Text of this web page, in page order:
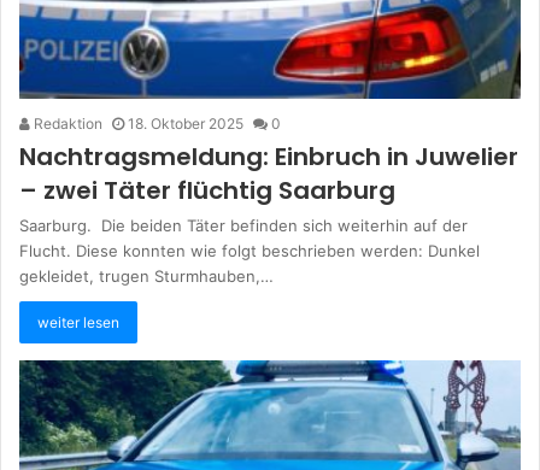
Redaktion 18. Oktober 2025 0
Nachtragsmeldung: Einbruch in Juwelier
– zwei Täter flüchtig Saarburg
Saarburg. Die beiden Täter befinden sich weiterhin auf der
Flucht. Diese konnten wie folgt beschrieben werden: Dunkel
gekleidet, trugen Sturmhauben,…
weiter lesen